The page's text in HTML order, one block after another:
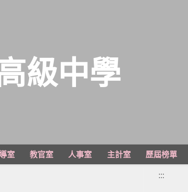
級中學
室 教官室 人事室 主計室 歷屆榜單
:::